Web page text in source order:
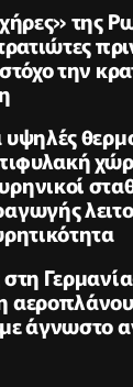
της
την
άγνωστο